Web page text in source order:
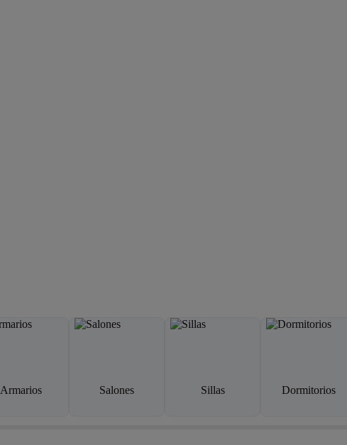
Armarios Salones Sillas Dormitorios